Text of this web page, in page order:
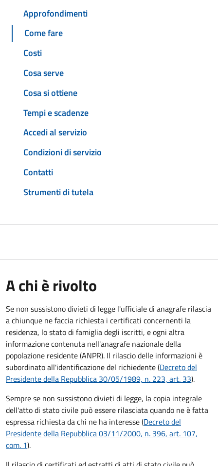
Approfondimenti
Come fare
Costi
Cosa serve
Cosa si ottiene
Tempi e scadenze
Accedi al servizio
Condizioni di servizio
Contatti
Strumenti di tutela
A chi è rivolto
Se non sussistono divieti di legge l'ufficiale di anagrafe rilascia
a chiunque ne faccia richiesta i certificati concernenti la
residenza, lo stato di famiglia degli iscritti, e ogni altra
informazione contenuta nell'anagrafe nazionale della
popolazione residente (ANPR). Il rilascio delle informazioni è
subordinato all'identificazione del richiedente (Decreto del
Presidente della Repubblica 30/05/1989, n. 223, art. 33).
Sempre se non sussistono divieti di legge, la copia integrale
dell'atto di stato civile può essere rilasciata quando ne è fatta
espressa richiesta da chi ne ha interesse (Decreto del
Presidente della Repubblica 03/11/2000, n. 396, art. 107,
com. 1).